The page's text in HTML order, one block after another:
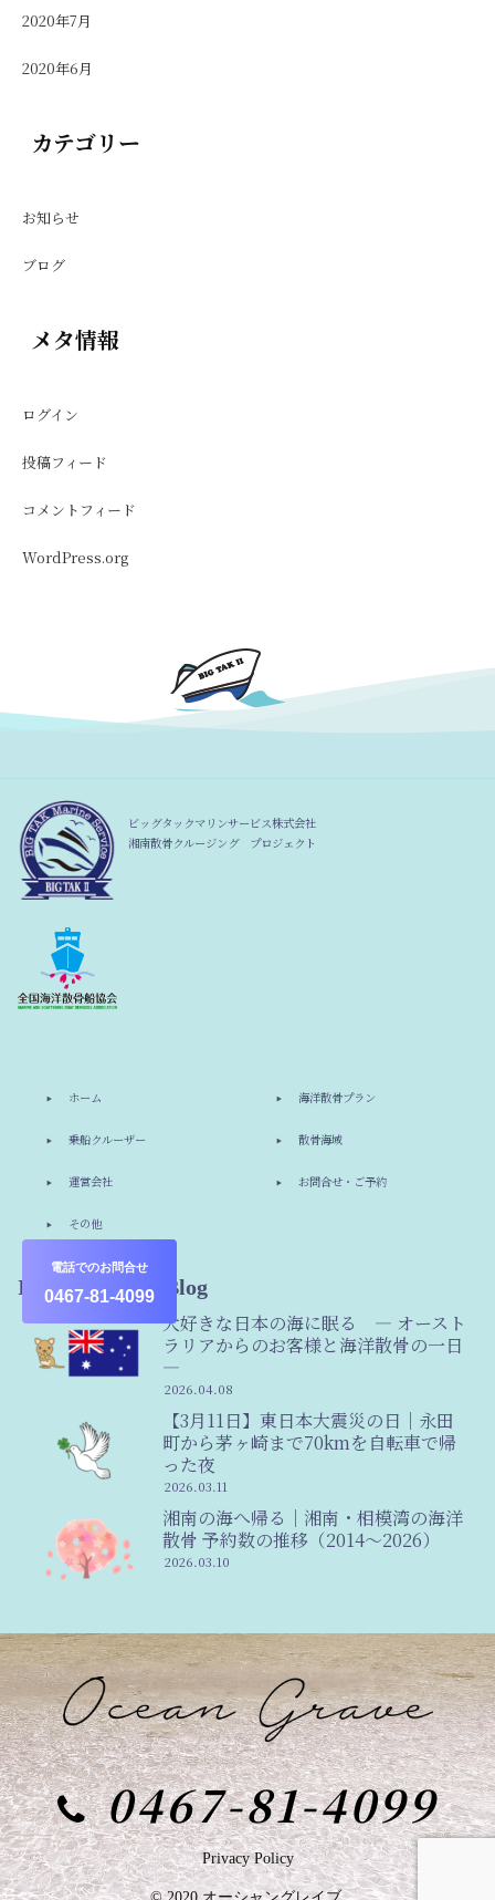
電話でのお問合せ
0467-81-4099
2020年7月
2020年6月
カテゴリー
お知らせ
ブログ
メタ情報
ログイン
投稿フィード
コメントフィード
WordPress.org
ビッグタックマリンサービス株式会社
湘南散骨クルージング プロジェクト
ホーム 海洋散骨プラン
乗船クルーザー 散骨海域
運営会社 お問合せ・ご予約
その他
Information & Blog
大好きな日本の海に眠る ― オースト
ラリアからのお客様と海洋散骨の一日
―
2026.04.08
【3月11日】東日本大震災の日｜永田
町から茅ヶ崎まで70kmを自転車で帰
った夜
2026.03.11
湘南の海へ帰る｜湘南・相模湾の海洋
散骨 予約数の推移（2014〜2026）
2026.03.10
0467-81-4099
Privacy Policy